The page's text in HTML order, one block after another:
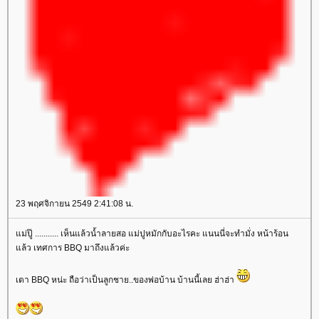
23 พฤศจิกายน 2549 2:41:08 น.
ม่ปู๊ ........... เห็นแล้วน้ำลายสอ แม่ปูหมักกับอะไรคะ แนนนี่จะทำมั่ง หน้าร้อน
ล้ว เทศการ BBQ มาถึงแล้วค่ะ
เตา BBQ หน่ะ ถือว่าเป็นลูกชาย..ของพ่อบ้าน บ้านนี้เลย ฮ่าฮ่า